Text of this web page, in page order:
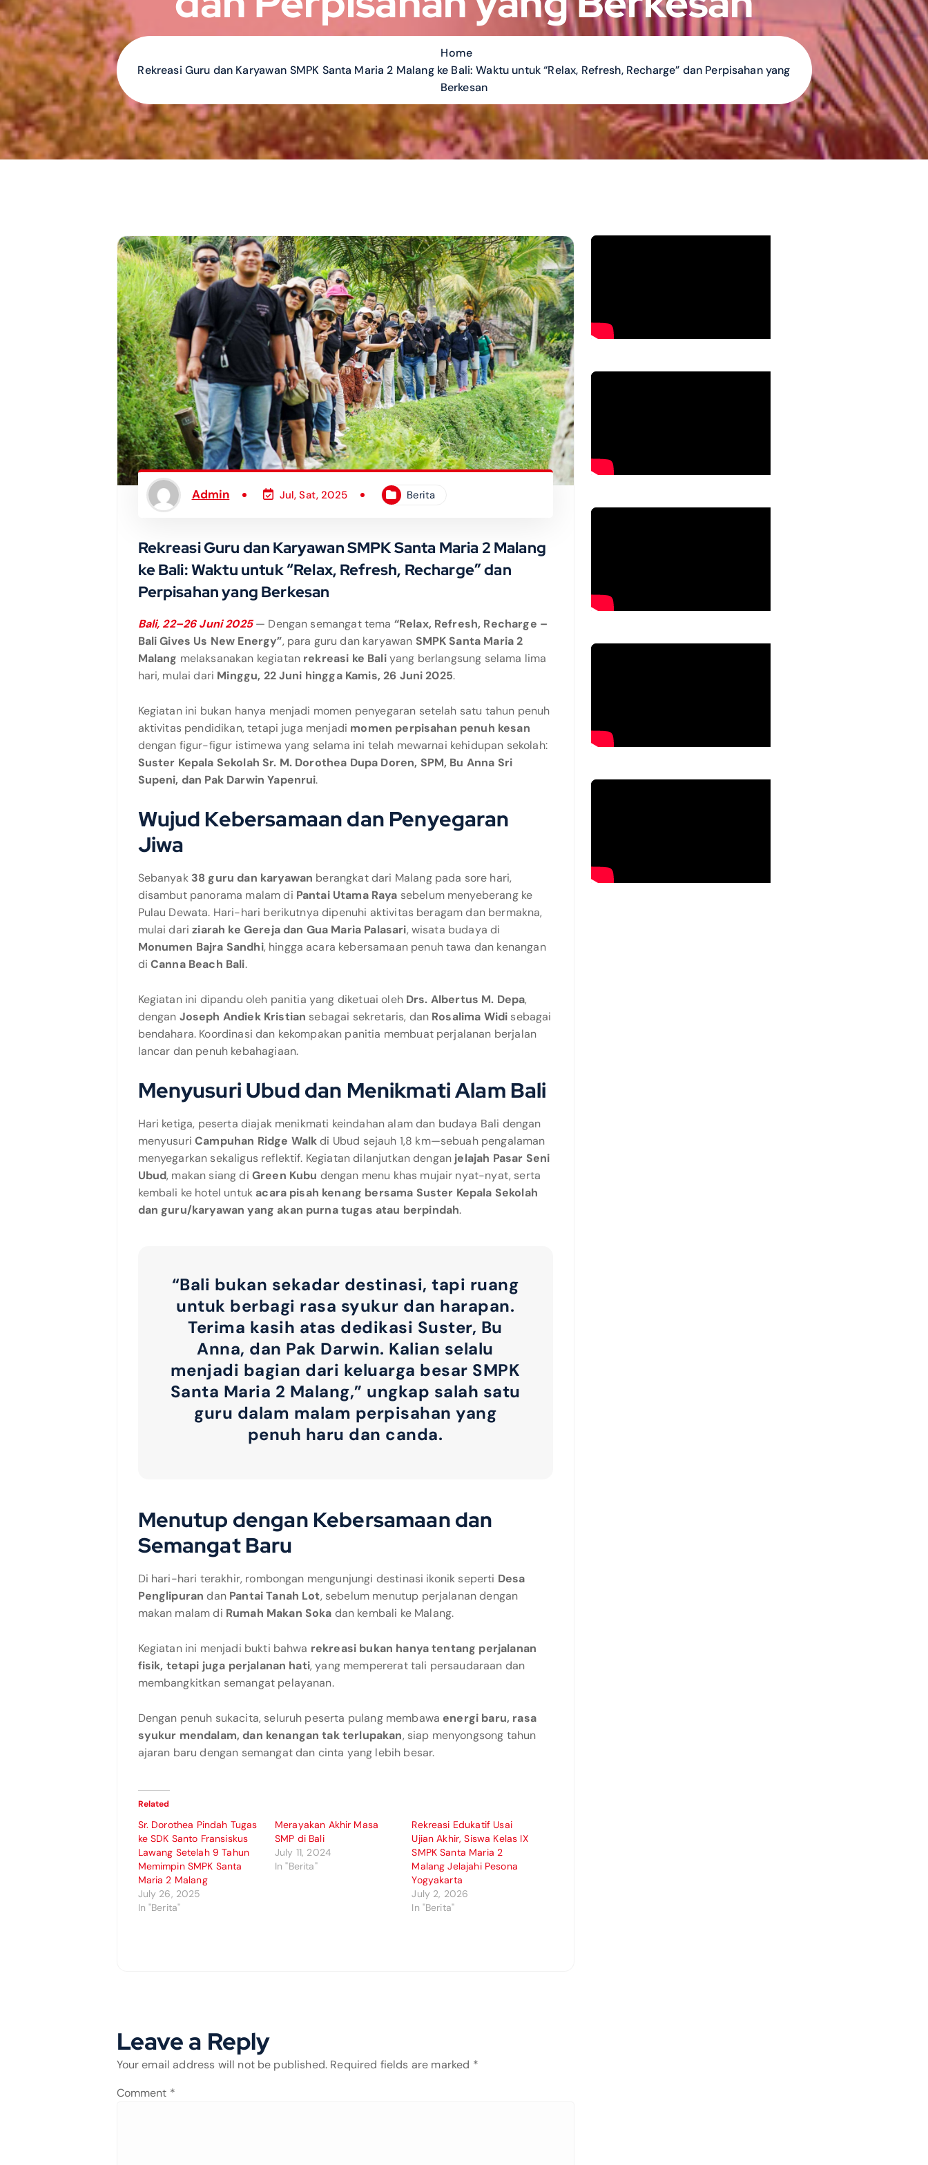
Home
Rekreasi Guru dan Karyawan SMPK Santa Maria 2 Malang ke Bali: Waktu untuk “Relax, Refresh, Recharge” dan Perpisahan yang
Berkesan
Admin Jul, Sat, 2025 Berita
Rekreasi Guru dan Karyawan SMPK Santa Maria 2 Malang
ke Bali: Waktu untuk “Relax, Refresh, Recharge” dan
Perpisahan yang Berkesan
Bali, 22–26 Juni 2025— Dengan semangat tema “Relax, Refresh, Recharge –
Bali Gives Us New Energy”, para guru dan karyawan SMPK Santa Maria 2
Malang melaksanakan kegiatan rekreasi ke Baliyang berlangsung selama lima
hari, mulai dari Minggu, 22 Juni hingga Kamis, 26 Juni 2025.
Kegiatan ini bukan hanya menjadi momen penyegaran setelah satu tahun penuh
aktivitas pendidikan, tetapi juga menjadi momen perpisahan penuh kesan
dengan figur-figur istimewa yang selama ini telah mewarnai kehidupan sekolah:
Suster Kepala Sekolah Sr. M. Dorothea Dupa Doren, SPM, Bu Anna Sri
Supeni, dan Pak Darwin Yapenrui.
Wujud Kebersamaan dan Penyegaran
Jiwa
Sebanyak 38 guru dan karyawan berangkat dari Malang pada sore hari,
disambut panorama malam di Pantai Utama Raya sebelum menyeberang ke
Pulau Dewata. Hari-hari berikutnya dipenuhi aktivitas beragam dan bermakna,
mulai dariziarah ke Gereja dan Gua Maria Palasari, wisata budaya di
Monumen Bajra Sandhi, hingga acara kebersamaan penuh tawa dan kenangan
di Canna Beach Bali.
Kegiatan ini dipandu oleh panitia yang diketuai oleh Drs. Albertus M. Depa,
dengan Joseph Andiek Kristian sebagai sekretaris, dan Rosalima Widi sebagai
bendahara. Koordinasi dan kekompakan panitia membuat perjalanan berjalan
lancar dan penuh kebahagiaan.
Menyusuri Ubud dan Menikmati Alam Bali
Hari ketiga, peserta diajak menikmati keindahan alam dan budaya Bali dengan
menyusuriCampuhan Ridge Walkdi Ubud sejauh 1,8 km—sebuah pengalaman
menyegarkan sekaligus reflektif. Kegiatan dilanjutkan dengan jelajah Pasar Seni
Ubud, makan siang di Green Kubu dengan menu khas mujair nyat-nyat, serta
kembali ke hotel untuk acara pisah kenang bersama Suster Kepala Sekolah
dan guru/karyawan yang akan purna tugas atau berpindah.
“Bali bukan sekadar destinasi, tapi ruang
untuk berbagi rasa syukur dan harapan.
Terima kasih atas dedikasi Suster, Bu
Anna, dan Pak Darwin. Kalian selalu
menjadi bagian dari keluarga besar SMPK
Santa Maria 2 Malang,” ungkap salah satu
guru dalam malam perpisahan yang
penuh haru dan canda.
Menutup dengan Kebersamaan dan
Semangat Baru
Di hari-hari terakhir, rombongan mengunjungi destinasi ikonik seperti Desa
Penglipuran dan Pantai Tanah Lot, sebelum menutup perjalanan dengan
makan malam di Rumah Makan Soka dan kembali ke Malang.
Kegiatan ini menjadi bukti bahwa rekreasi bukan hanya tentang perjalanan
fisik, tetapi juga perjalanan hati, yang mempererat tali persaudaraan dan
membangkitkan semangat pelayanan.
Dengan penuh sukacita, seluruh peserta pulang membawa energi baru, rasa
syukur mendalam, dan kenangan tak terlupakan, siap menyongsong tahun
ajaran baru dengan semangat dan cinta yang lebih besar.
Related
Sr. Dorothea Pindah Tugas
ke SDK Santo Fransiskus
Lawang Setelah 9 Tahun
Memimpin SMPK Santa
Maria 2 Malang
July 26, 2025
In "Berita"
Merayakan Akhir Masa
SMP di Bali
July 11, 2024
In "Berita"
Rekreasi Edukatif Usai
Ujian Akhir, Siswa Kelas IX
SMPK Santa Maria 2
Malang Jelajahi Pesona
Yogyakarta
July 2, 2026
In "Berita"
Leave a Reply
Your email address will not be published. Required fields are marked *
Comment *